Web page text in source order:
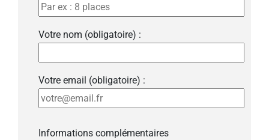
Votre nom (obligatoire) :
Votre email (obligatoire) :
Informations complémentaires